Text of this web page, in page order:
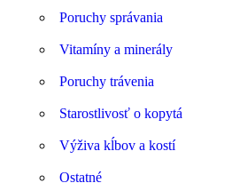
Poruchy správania
Vitamíny a minerály
Poruchy trávenia
Starostlivosť o kopytá
Výživa kĺbov a kostí
Ostatné